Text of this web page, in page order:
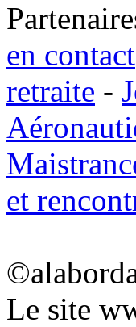
en contact
retraite -
et
Le site